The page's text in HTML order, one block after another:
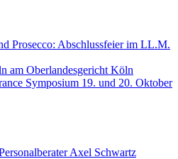
Prosecco: Abschlussfeier im LL.M.
am Oberlandesgericht Köln
Symposium 19. und 20. Oktober
Axel Schwartz